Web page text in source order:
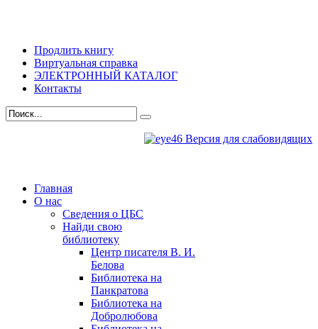
Продлить книгу
Виртуальная справка
ЭЛЕКТРОННЫЙ КАТАЛОГ
Контакты
Версия для слабовидящих
Главная
О нас
Сведения о ЦБС
Найди свою
библиотеку
Центр писателя В. И.
Белова
Библиотека на
Панкратова
Библиотека на
Добролюбова